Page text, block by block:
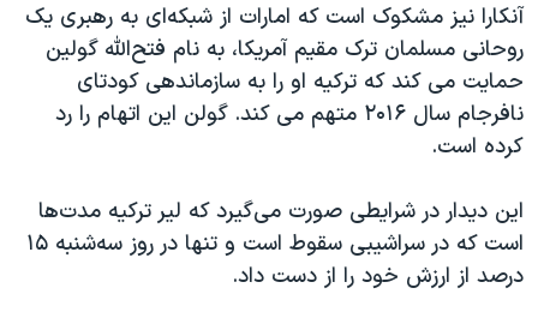
سفر پرزیدنت ترامپ به چین
آنکارا نیز مشکوک است که امارات از شبکه‌ای به رهبری یک
روحانی مسلمان ترک مقیم آمریکا، به نام فتح‌الله گولین
حمایت می کند که ترکیه او را به سازماندهی کودتای
نافرجام سال ۲۰۱۶ متهم می کند. گولن این اتهام را رد
کرده است.
این دیدار در شرایطی صورت می‌گیرد که لیر ترکیه مدت‌ها
است که در سراشیبی سقوط است و تنها در روز سه‌شنبه ۱۵
درصد از ارزش خود را از دست داد.